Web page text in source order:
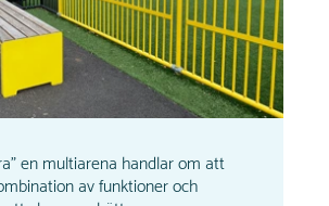
en multiarena handlar om att
av funktioner och